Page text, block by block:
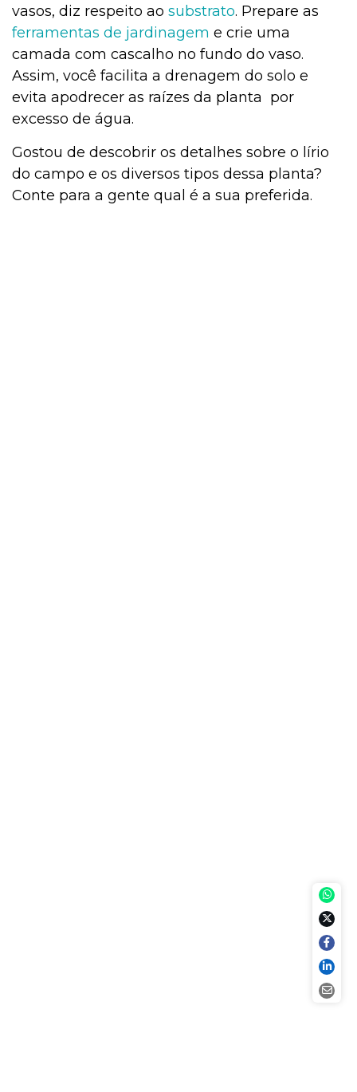
vasos, diz respeito ao substrato. Prepare as
ferramentas de jardinagem e crie uma
camada com cascalho no fundo do vaso.
Assim, você facilita a drenagem do solo e
evita apodrecer as raízes da planta por
excesso de água.
Gostou de descobrir os detalhes sobre o lírio
do campo e os diversos tipos dessa planta?
Conte para a gente qual é a sua preferida.